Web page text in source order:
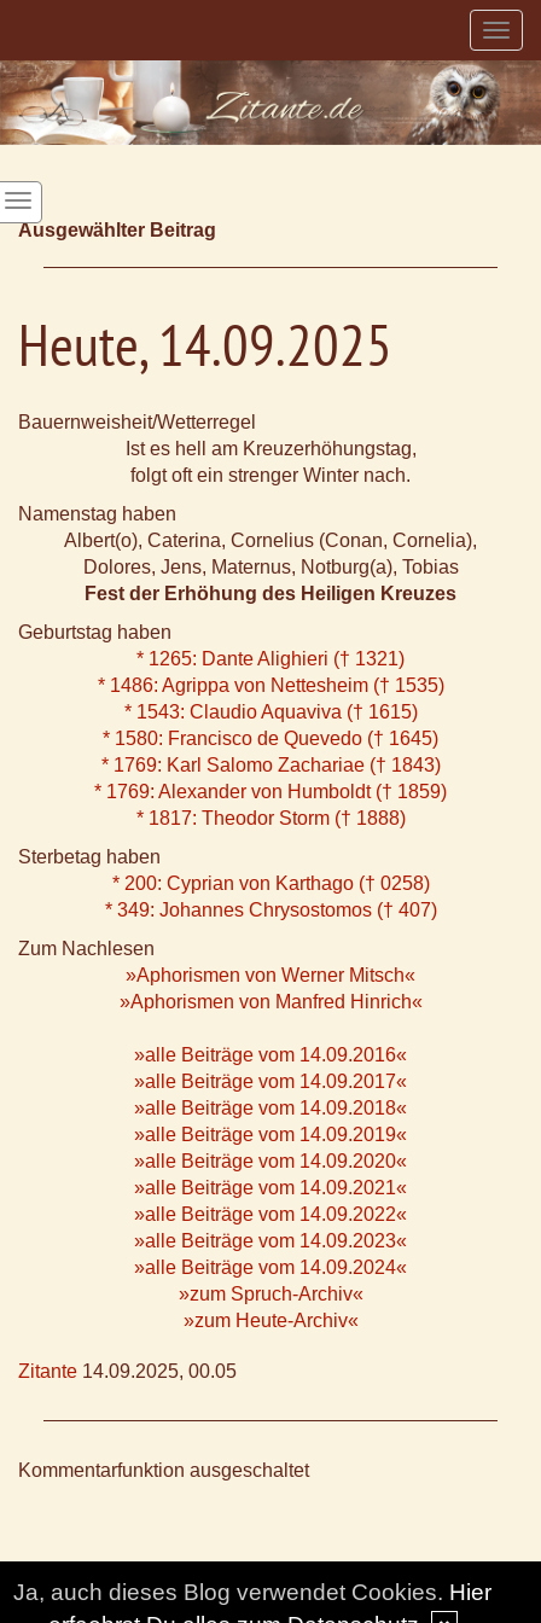
Ausgewählter Beitrag
Heute, 14.09.2025
Bauernweisheit/Wetterregel
Ist es hell am Kreuzerhöhungstag,
folgt oft ein strenger Winter nach.
Namenstag haben
Albert(o), Caterina, Cornelius (Conan, Cornelia),
Dolores, Jens, Maternus, Notburg(a), Tobias
Fest der Erhöhung des Heiligen Kreuzes
Geburtstag haben
* 1265: Dante Alighieri († 1321)
* 1486: Agrippa von Nettesheim († 1535)
* 1543: Claudio Aquaviva († 1615)
* 1580: Francisco de Quevedo († 1645)
* 1769: Karl Salomo Zachariae († 1843)
* 1769: Alexander von Humboldt († 1859)
* 1817: Theodor Storm († 1888)
Sterbetag haben
* 200: Cyprian von Karthago († 0258)
* 349: Johannes Chrysostomos († 407)
Zum Nachlesen
»Aphorismen von Werner Mitsch«
»Aphorismen von Manfred Hinrich«
»alle Beiträge vom 14.09.2016«
»alle Beiträge vom 14.09.2017«
»alle Beiträge vom 14.09.2018«
»alle Beiträge vom 14.09.2019«
»alle Beiträge vom 14.09.2020«
»alle Beiträge vom 14.09.2021«
»alle Beiträge vom 14.09.2022«
»alle Beiträge vom 14.09.2023«
»alle Beiträge vom 14.09.2024«
»zum Spruch-Archiv«
»zum Heute-Archiv«
Zitante 14.09.2025, 00.05
Kommentarfunktion ausgeschaltet
Ja, auch dieses Blog verwendet Cookies. Hier